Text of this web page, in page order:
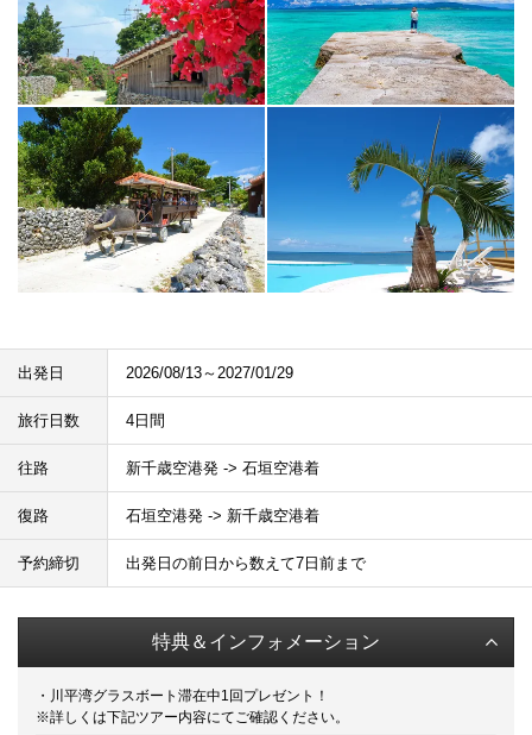
出発日 2026/08/13～2027/01/29
旅行日数 4日間
往路 新千歳空港発 -> 石垣空港着
復路 石垣空港発 -> 新千歳空港着
予約締切 出発日の前日から数えて7日前まで
特典＆インフォメーション
・川平湾グラスボート滞在中1回プレゼント！
※詳しくは下記ツアー内容にてご確認ください。